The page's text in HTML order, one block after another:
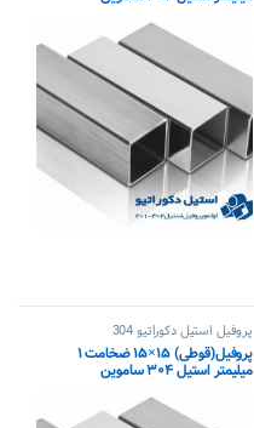
پروفیل استیل دکوراتیو 304
پروفیل(قوطی) ۱۵×۱۵ ضخامت ۱
میلیمتر استیل ۳۰۴ ساموین